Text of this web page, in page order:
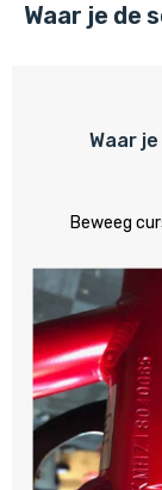
Waar je de
Waar
Beweeg